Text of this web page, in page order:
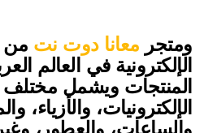
ومتجر معانا دوت نت من
الإلكترونية في العالم
المنتجات ويشمل
الإلكترونيات، والأزياء،
والساعات، والعطور،